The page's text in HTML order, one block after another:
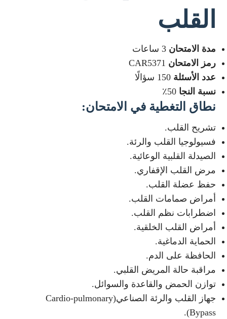
القلب
مدة الامتحان3 ساعات
رمز الامتحان CAR5371
عدد الأسئلة150 سؤالًا
نسبة النجا50٪
نطاق التغطية في الامتحان:
تشريح القلب.
فسيولوجيا القلب والرئة.
الصيدلة القلبية الوعائية.
مرض القلب الإقفاري.
حفظ عضلة القلب.
أمراض صمامات القلب.
اضطرابات نظم القلب.
أمراض القلب الخلقية.
الحماية الدماغية.
الحافظة على الدم.
مراقبة حالة المريض القلبي.
توازن الحمض والقاعدة والسوائل.
جهاز القلب والرئة الصناعي(Cardio-pulmonary
Bypass).